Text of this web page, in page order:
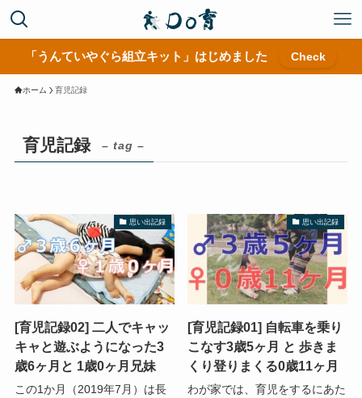
「うんていやぐら組立キット」はじめました Check
ホーム 育児記録
育児記録 – tag –
思い出記録
[育児記録02] 二人でキャッ
キャと遊ぶようになった3
歳6ヶ月と 1歳0ヶ月兄妹
この1か月（2019年7月）は長
思い出記録
[育児記録01] 自転車を乗り
こなす3歳5ヶ月 と 歩きま
くり登りまくる0歳11ヶ月
わが家では、育児をするにあた